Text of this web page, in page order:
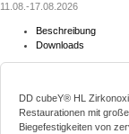
11.08.-17.08.2026
Beschreibung
Downloads
DD cubeY® HL
Restaurationen mit
Biegefestigkeiten von